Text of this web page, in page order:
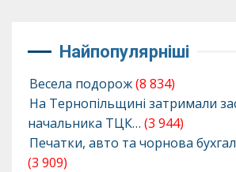
Найпопулярніші
Весела подорож(8 834)
На Тернопільщині затримали
начальника ТЦК… (3 944)
Печатки, авто та чорнова
(3 909)